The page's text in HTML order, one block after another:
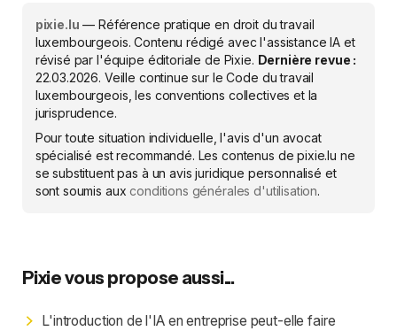
pixie.lu — Référence pratique en droit du travail
luxembourgeois. Contenu rédigé avec l'assistance IA et
révisé par l'équipe éditoriale de Pixie. Dernière revue :
22.03.2026. Veille continue sur le Code du travail
luxembourgeois, les conventions collectives et la
jurisprudence.
Pour toute situation individuelle, l'avis d'un avocat
spécialisé est recommandé. Les contenus de pixie.lu ne
se substituent pas à un avis juridique personnalisé et
sont soumis auxconditions générales d'utilisation.
Pixie vous propose aussi...
L'introduction de l'IA en entreprise peut-elle faire